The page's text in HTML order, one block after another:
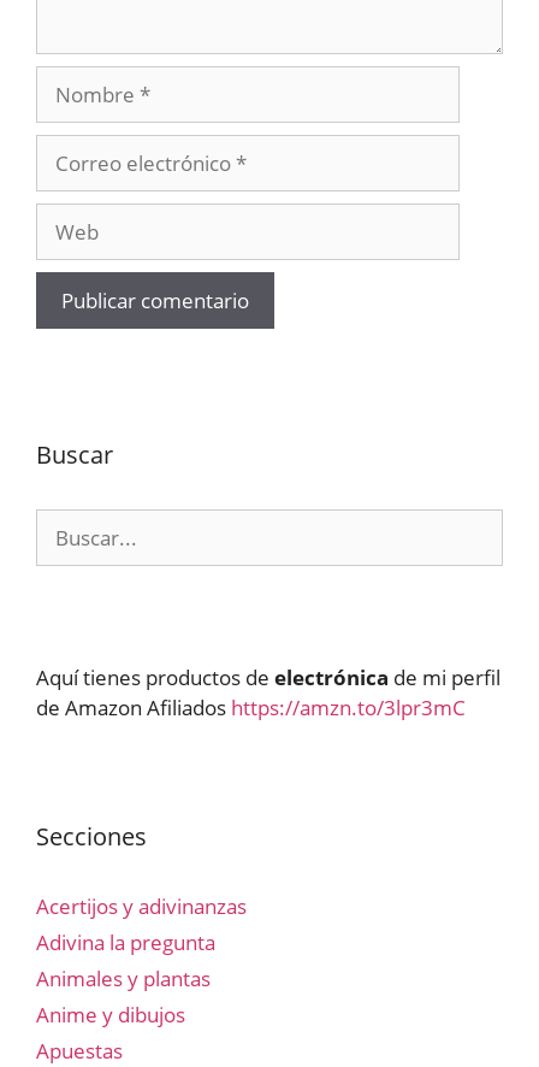
Nombre
electrónico
Buscar
Aquí tienes productos de electrónica de mi perfil
de Amazon Afiliados https://amzn.to/3lpr3mC
Secciones
Acertijos y adivinanzas
Adivina la pregunta
Animales y plantas
Anime y dibujos
Apuestas